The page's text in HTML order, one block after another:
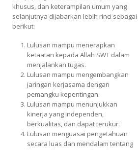
khusus, dan keterampilan umum yang
selanjutnya dijabarkan lebih rinci sebagai
berikut:
Lulusan mampu menerapkan
ketaatan kepada Allah SWT dalam
menjalankan tugas.
Lulusan mampu mengembangkan
jaringan kerjasama dengan
pemangku kepentingan.
Lulusan mampu menunjukkan
kinerja yang independen,
berkualitas, dan dapat terukur.
Lulusan menguasai pengetahuan
secara luas dan mendalam tentang